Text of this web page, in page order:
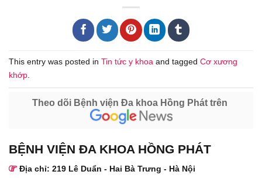
This entry was posted in Tin tức y khoa and tagged Cơ xương
khớp
Theo dõi Bệnh viện Đa khoa Hồng Phát trên
BỆNH VIỆN ĐA KHOA HỒNG PHÁT
Địa chỉ: 219 Lê Duẩn - Hai Bà Trưng - Hà Nội